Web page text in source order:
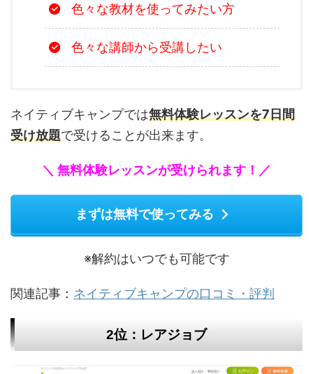
色々な教材を使ってみたい方
色々な講師から受講したい
ネイティブキャンプでは無料体験レッスンを7日間
受け放題で受けることが出来ます。
＼ 無料体験レッスンが受けられます！／
まずは無料で使ってみる
※解約はいつでも可能です
関連記事： ネイティブキャンプの口コミ・評判
2位：レアジョブ